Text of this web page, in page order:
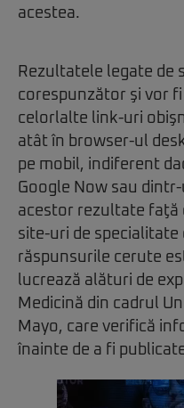
acestea.
Rezultatele legate de
corespunzător şi vor
celorlalte link-uri
atât în browser-ul
pe mobil, indiferent
Google Now sau
acestor rezultate faţă
site-uri de specialitate
răspunsurile cerute
lucrează alături de
Medicină din cadrul
Mayo, care verifică
înainte de a fi